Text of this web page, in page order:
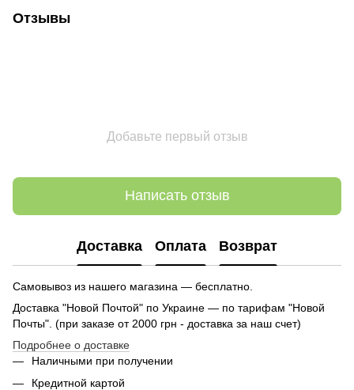
Отзывы
Добавьте первый отзыв
Написать отзыв
Доставка Оплата Возврат
Самовывоз из нашего магазина — бесплатно.
Доставка "Новой Почтой" по Украине — по тарифам "Новой
Почты". (при заказе от 2000 грн - доставка за наш счет)
Подробнее о доставке
Наличными при получении
Кредитной картой